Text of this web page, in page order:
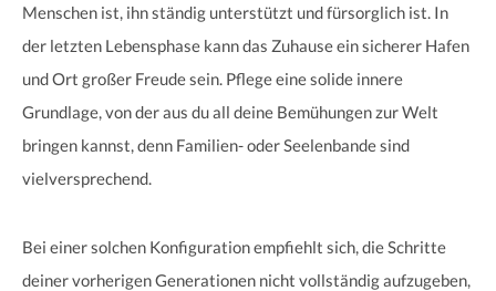
Menschen ist, ihn ständig unterstützt und fürsorglich ist. In
der letzten Lebensphase kann das Zuhause ein sicherer Hafen
und Ort großer Freude sein. Pflege eine solide innere
Grundlage, von der aus du all deine Bemühungen zur Welt
bringen kannst, denn Familien- oder Seelenbande sind
vielversprechend.
Bei einer solchen Konfiguration empfiehlt sich, die Schritte
deiner vorherigen Generationen nicht vollständig aufzugeben,